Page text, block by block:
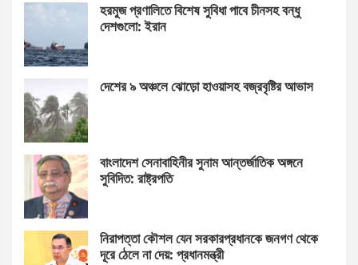
হরমুজ প্রণালিতে বিশেষ সুবিধা পাবে চীনসহ বন্ধু
দেশগুলো: ইরান
দেশের ৯ অঞ্চলে ঝোড়ো হাওয়াসহ বজ্রবৃষ্টির আভাস
বাংলাদেশ সেনাবাহিনীর সুনাম আন্তর্জাতিক অঙ্গনে
সুবিদিত: রাষ্ট্রপতি
নিরাপত্তা কৌশল যেন সরকারপ্রধানকে জনগণ থেকে
দূরে ঠেলে না দেয়: প্রধানমন্ত্রী